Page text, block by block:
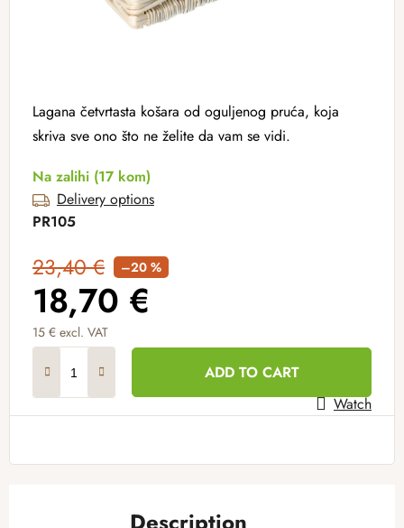
Lagana četvrtasta košara od oguljenog pruća, koja
skriva sve ono što ne želite da vam se vidi.
Na zalihi (17 kom)
Delivery options
PR105
23,40 € –20 %
18,70 €
15 € excl. VAT
ADD TO CART
Watch